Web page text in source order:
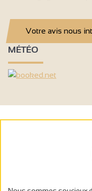
Votre avis nous
MÉTÉO